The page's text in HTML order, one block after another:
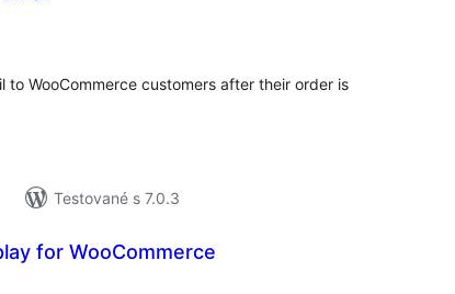
WooCommerce customers after their order is
Testované s 7.0.3
for WooCommerce